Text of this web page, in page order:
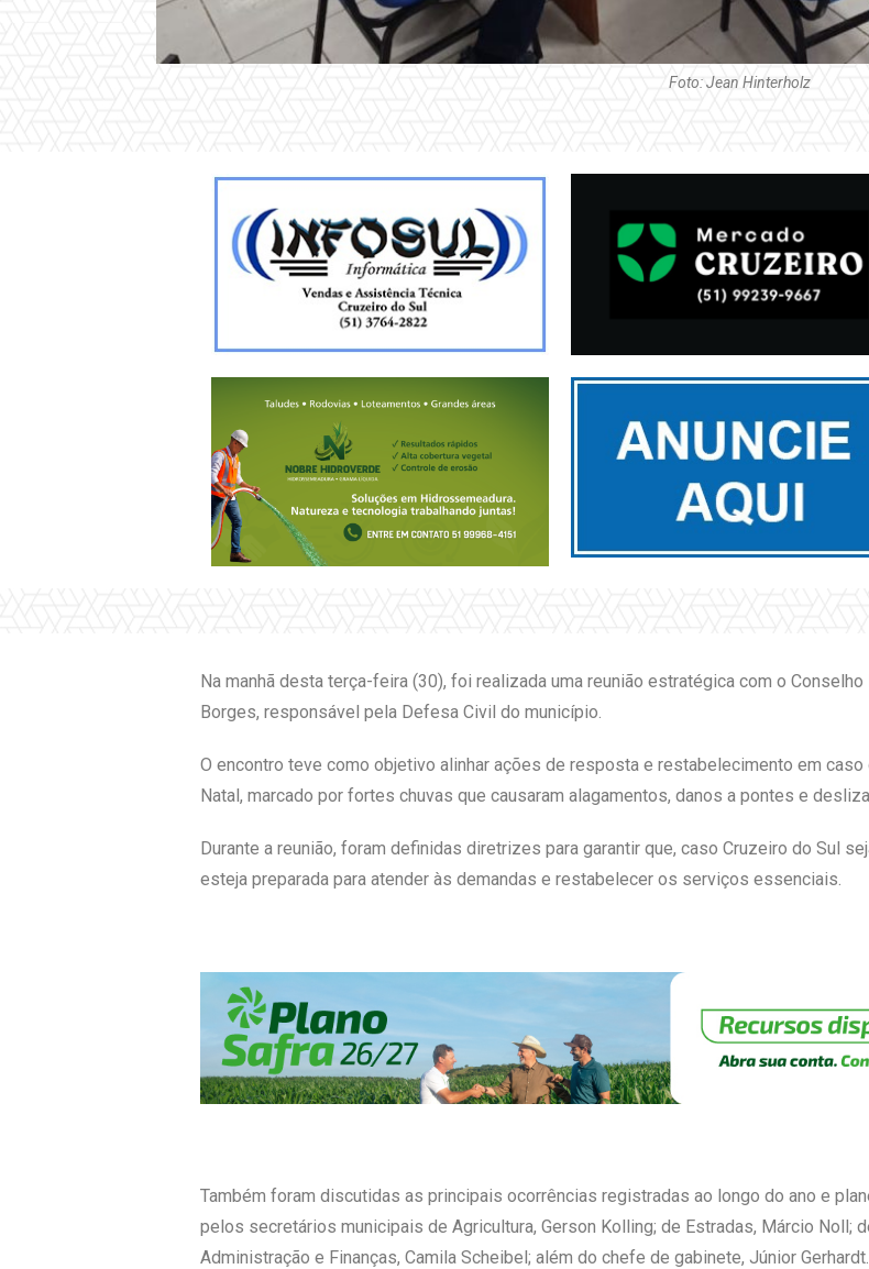
Foto: Jean Hinterholz
Na manhã desta terça-feira (30), foi realizada uma reunião estratégica com o
Borges, responsável pela Defesa Civil do município.
O encontro teve como objetivo alinhar ações de resposta e restabelecimento em
Natal, marcado por fortes chuvas que causaram alagamentos, danos a pontes e
Durante a reunião, foram definidas diretrizes para garantir que, caso Cruzeiro do Sul
esteja preparada para atender às demandas e restabelecer os serviços essenciais.
Também foram discutidas as principais ocorrências registradas ao longo do ano e
pelos secretários municipais de Agricultura, Gerson Kolling; de Estradas, Márcio Noll;
Administração e Finanças, Camila Scheibel; além do chefe de gabinete, Júnior Gerhardt.